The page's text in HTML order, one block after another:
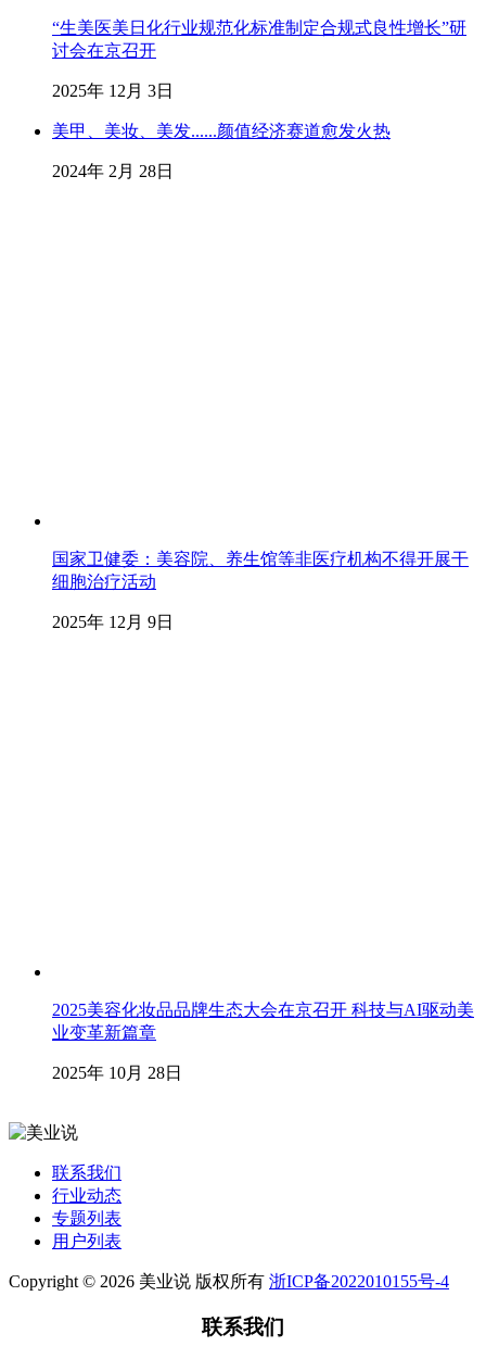
“生美医美日化行业规范化标准制定合规式良性增长”研
讨会在京召开
2025年 12月 3日
美甲、美妆、美发......颜值经济赛道愈发火热
2024年 2月 28日
国家卫健委：美容院、养生馆等非医疗机构不得开展干
细胞治疗活动
2025年 12月 9日
2025美容化妆品品牌生态大会在京召开 科技与AI驱动美
业变革新篇章
2025年 10月 28日
联系我们
行业动态
专题列表
用户列表
Copyright © 2026 美业说 版权所有 浙ICP备2022010155号-4
联系我们